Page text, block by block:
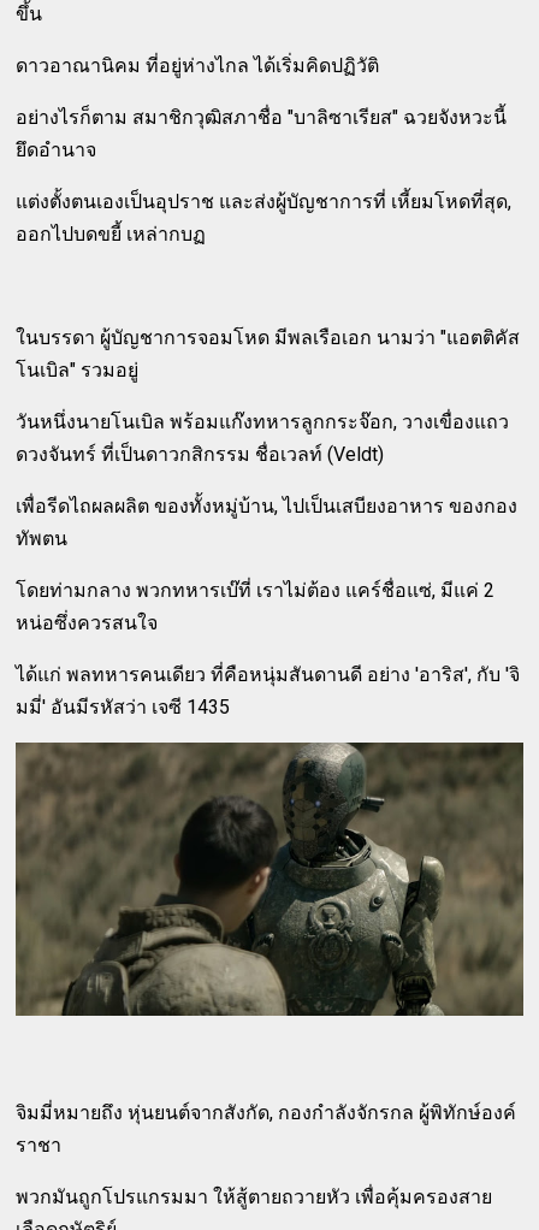
ขึ้น
ดาวอาณานิคม ที่อยู่ห่างไกล ได้เริ่มคิดปฏิวัติ
อย่างไรก็ตาม สมาชิกวุฒิสภาชื่อ "บาลิซาเรียส" ฉวยจังหวะนี้
ยึดอำนาจ
แต่งตั้งตนเองเป็นอุปราช และส่งผู้บัญชาการที่ เหี้ยมโหดที่สุด,
ออกไปบดขยี้ เหล่ากบฏ
ในบรรดา ผู้บัญชาการจอมโหด มีพลเรือเอก นามว่า "แอตติคัส
โนเบิล" รวมอยู่
วันหนึ่งนายโนเบิล พร้อมแก๊งทหารลูกกระจ๊อก, วางเขื่องแถว
ดวงจันทร์ ที่เป็นดาวกสิกรรม ชื่อเวลท์ (Veldt)
เพื่อรีดไถผลผลิต ของทั้งหมู่บ้าน, ไปเป็นเสบียงอาหาร ของกอง
ทัพตน
โดยท่ามกลาง พวกทหารเบ๊ที่ เราไม่ต้อง แคร์ชื่อแซ่, มีแค่ 2
หน่อซึ่งควรสนใจ
ได้แก่ พลทหารคนเดียว ที่คือหนุ่มสันดานดี อย่าง 'อาริส', กับ 'จิ
มมี่' อันมีรหัสว่า เจซี 1435
จิมมี่หมายถึง หุ่นยนต์จากสังกัด, กองกำลังจักรกล ผู้พิทักษ์องค์
ราชา
พวกมันถูกโปรแกรมมา ให้สู้ตายถวายหัว เพื่อคุ้มครองสาย